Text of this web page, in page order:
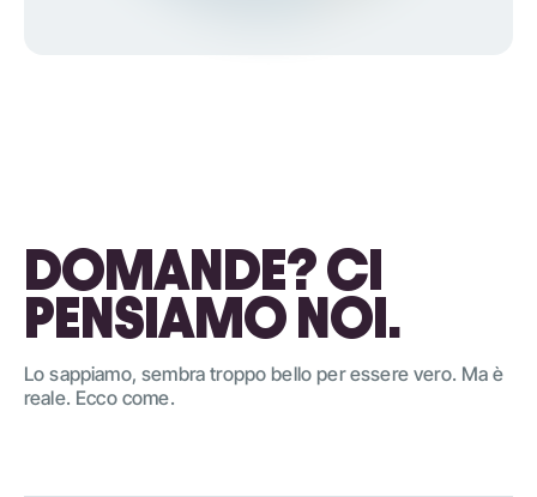
DOMANDE? CI
PENSIAMO NOI.
Lo sappiamo, sembra troppo bello per essere vero. Ma è
reale. Ecco come.